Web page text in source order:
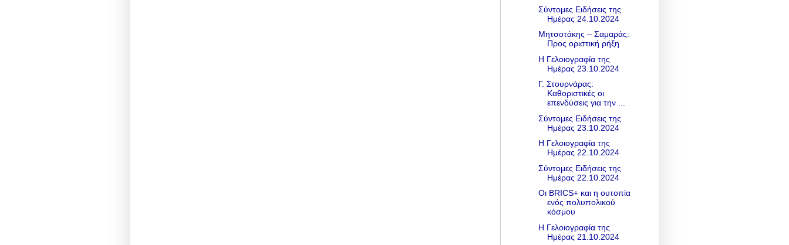
Σύντομες Ειδήσεις της
Ημέρας 24.10.2024
Μητσοτάκης – Σαμαράς:
Προς οριστική ρήξη
Η Γελοιογραφία της
Ημέρας 23.10.2024
Γ. Στουρνάρας:
Καθοριστικές οι
επενδύσεις για την ...
Σύντομες Ειδήσεις της
Ημέρας 23.10.2024
Η Γελοιογραφία της
Ημέρας 22.10.2024
Σύντομες Ειδήσεις της
Ημέρας 22.10.2024
Οι BRICS+ και η ουτοπία
ενός πολυπολικού
κόσμου
Η Γελοιογραφία της
Ημέρας 21.10.2024